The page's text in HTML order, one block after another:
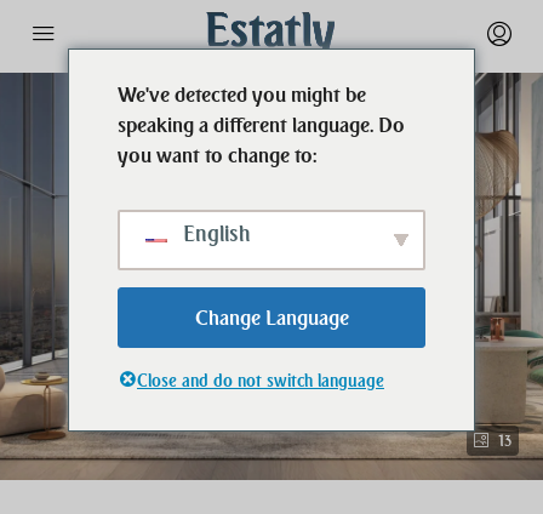
13
We've detected you might be
speaking a different language. Do
you want to change to:
English
Change Language
Close and do not switch language